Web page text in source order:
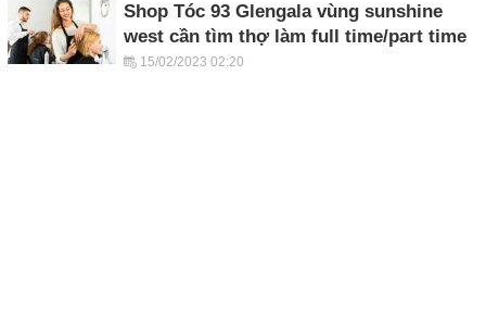
Shop Tóc 93 Glengala vùng sunshine
west cần tìm thợ làm full time/part time
15/02/2023 02:20